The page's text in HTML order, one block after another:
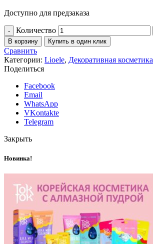
Доступно для предзаказа
Количество
В корзину Купить в один клик
Сравнить
Категории: Lioele, Декоративная косметика
Поделиться
Facebook
Email
WhatsApp
VKontakte
Telegram
Закрыть
Новинка!